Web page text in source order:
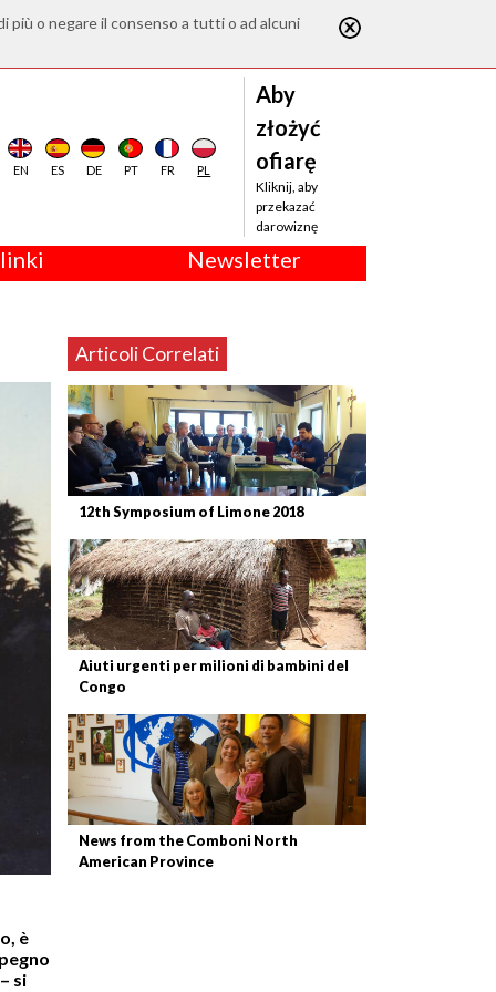
più o negare il consenso a tutti o ad alcuni
EN ES DE PT FR PL
Aby
złożyć
ofiarę
Kliknij, aby
przekazać
darowiznę
Newsletter
Articoli Correlati
12th Symposium of Limone 2018
Aiuti urgenti per milioni di bambini del
Congo
News from the Comboni North
American Province
è
si